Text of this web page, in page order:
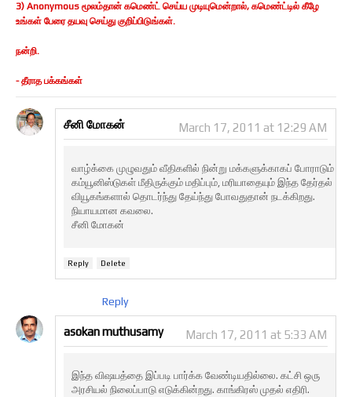
3) Anonymous மூலம்தான் கமெண்ட் செய்ய முடியுமென்றால், கமெண்ட்டில் கீழே
உங்கள் பேரை தயவு செய்து குறிப்பிடுங்கள்.
நன்றி.
- தீராத பக்கங்கள்
சீனி மோகன் March 17, 2011 at 12:29 AM
வாழ்க்கை முழுவதும் வீதிகளில் நின்று மக்களுக்காகப் போராடும்
கம்யூனிஸ்டுகள் மீதிருக்கும் மதிப்பும், மரியாதையும் இந்த தேர்தல்
வியூகங்களால் தொடர்ந்து தேய்ந்து போவதுதான் நடக்கிறது.
நியாயமான கவலை.
சீனி மோகன்
Reply Delete
Reply
asokan muthusamy March 17, 2011 at 5:33 AM
இந்த விஷயத்தை இப்படி பார்க்க வேண்டியதில்லை. கட்சி ஒரு
அரசியல் நிலைப்பாடு எடுக்கின்றது. காங்கிரஸ் முதல் எதிரி.